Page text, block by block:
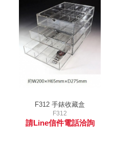
F312 手錶收藏盒
F312
請Line信件電話洽詢